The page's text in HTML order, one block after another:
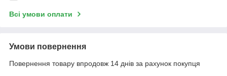
Всі умови оплати
Умови повернення
Повернення товару впродовж 14 днів за рахунок покупця